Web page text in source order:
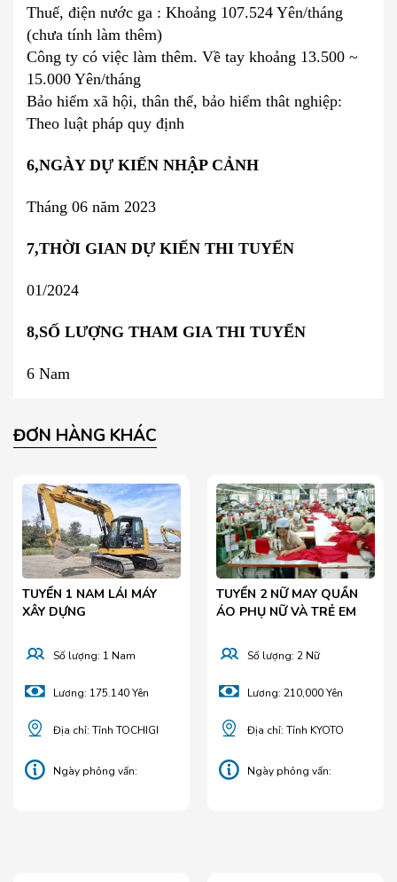
Thuế, điện nước ga : Khoảng 107.524 Yên/tháng
(chưa tính làm thêm)
Công ty có việc làm thêm. Về tay khoảng 13.500 ~
15.000 Yên/tháng
Bảo hiểm xã hội, thân thể, bảo hiểm thât nghiệp:
Theo luật pháp quy định
6,NGÀY DỰ KIẾN NHẬP CẢNH
Tháng 06 năm 2023
7,THỜI GIAN DỰ KIẾN THI TUYỂN
01/2024
8,SỐ LƯỢNG THAM GIA THI TUYỂN
6 Nam
ĐƠN HÀNG KHÁC
TUYỂN 1 NAM LÁI MÁY
XÂY DỰNG
Số lượng: 1 Nam
Lương: 175.140 Yên
Địa chỉ: Tỉnh TOCHIGI
Ngày phỏng vấn:
TUYỂN 2 NỮ MAY QUẦN
ÁO PHỤ NỮ VÀ TRẺ EM
Số lượng: 2 Nữ
Lương: 210,000 Yên
Địa chỉ: Tỉnh KYOTO
Ngày phỏng vấn: